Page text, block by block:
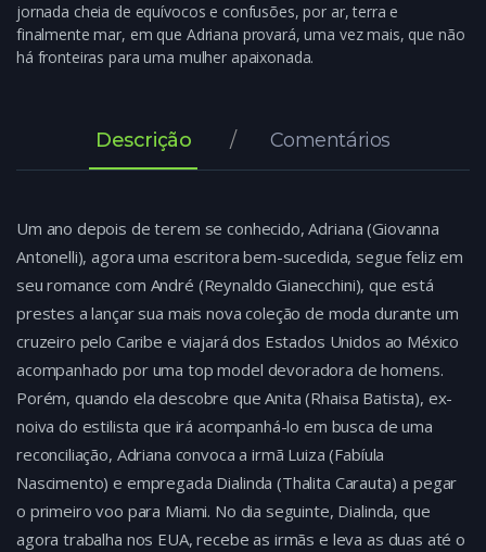
jornada cheia de equívocos e confusões, por ar, terra e
finalmente mar, em que Adriana provará, uma vez mais, que não
há fronteiras para uma mulher apaixonada.
Descrição Comentários
Um ano depois de terem se conhecido, Adriana (Giovanna
Antonelli), agora uma escritora bem-sucedida, segue feliz em
seu romance com André (Reynaldo Gianecchini), que está
prestes a lançar sua mais nova coleção de moda durante um
cruzeiro pelo Caribe e viajará dos Estados Unidos ao México
acompanhado por uma top model devoradora de homens.
Porém, quando ela descobre que Anita (Rhaisa Batista), ex-
noiva do estilista que irá acompanhá-lo em busca de uma
reconciliação, Adriana convoca a irmã Luiza (Fabíula
Nascimento) e empregada Dialinda (Thalita Carauta) a pegar
o primeiro voo para Miami. No dia seguinte, Dialinda, que
agora trabalha nos EUA, recebe as irmãs e leva as duas até o